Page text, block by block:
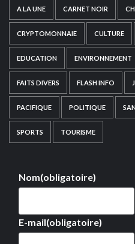
A LA UNE CARNET NOIR
CRYPTOMONNAIE CULTURE
EDUCATION ENVIRONNEMENT
FAITS DIVERS FLASH INFO
PACIFIQUE POLITIQUE
SPORTS TOURISME
Nom(obligatoire)
E-mail(obligatoire)